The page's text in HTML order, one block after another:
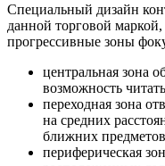
Специальный дизайн
данной торговой
прогрессивные зоны
центральная зона
возможность
переходная зона
на средних
ближних
периферическая